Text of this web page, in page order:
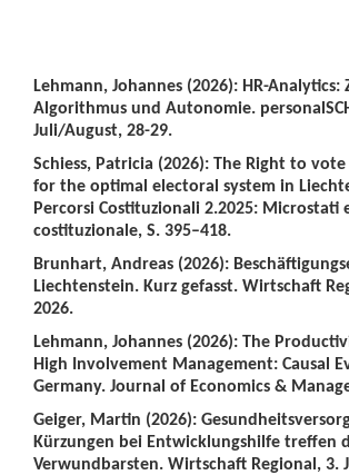
Lehmann, Johannes (2026): HR-Analytics:
Algorithmus und Autonomie.
Juli/August, 28-29.
Schiess, Patricia (2026): The Right to
for the optimal electoral system in
Percorsi Costituzionali 2.2025: Microstati
costituzionale, S. 395–418.
Brunhart, Andreas (2026):
Liechtenstein. Kurz gefasst. Wirtschaft
2026.
Lehmann, Johannes (2026): The
High Involvement Management: Causal
Germany. Journal of Economics &
Geiger, Martin (2026):
Kürzungen bei Entwicklungshilfe treffen
Verwundbarsten. Wirtschaft Regional, 3.